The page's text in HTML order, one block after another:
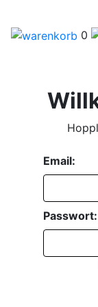
0
Email:
Passwort: